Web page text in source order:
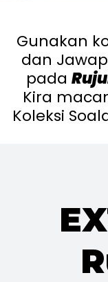
Gunakan
dan
pada
Kira
Koleksi